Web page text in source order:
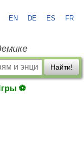
EN DE ES FR
Найти!
⚽